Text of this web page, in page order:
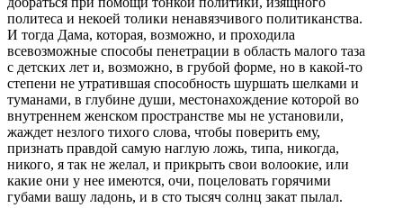
политеса и некоей толики ненавязчивого политиканства.
И тогда Дама, которая, возможно, и проходила
всевозможные способы пенетрации в область малого таза
с детских лет и, возможно, в грубой форме, но в какой-то
степени не утратившая способность шуршать шелками и
туманами, в глубине души, местонахождение которой во
внутреннем женском пространстве мы не установили,
жаждет незлого тихого слова, чтобы поверить ему,
признать правдой самую наглую ложь, типа, никогда,
никого, я так не желал, и прикрыть свои волоокие, или
какие они у нее имеются, очи, поцеловать горячими
губами вашу ладонь, и в сто тысяч солнц закат пылал.